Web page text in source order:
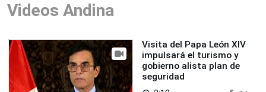
Videos Andina
Visita del Papa León XIV
impulsará el turismo y
gobierno alista plan de
seguridad